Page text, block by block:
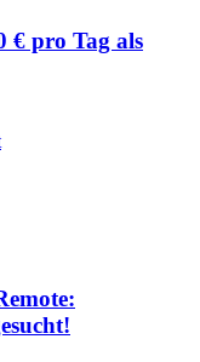
€ pro Tag als